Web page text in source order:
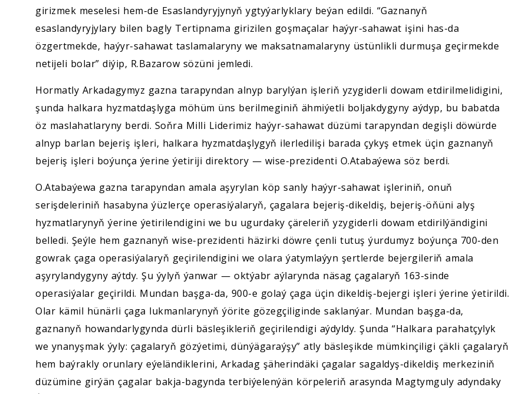
girizmek meselesi hem-de Esaslandyryjynyň ygtyýarlyklary beýan edildi. “Gaznanyň
esaslandyryjylary bilen bagly Tertipnama girizilen goşmaçalar haýyr-sahawat işini has-da
özgertmekde, haýyr-sahawat taslamalaryny we maksatnamalaryny üstünlikli durmuşa geçirmekde
netijeli bolar” diýip, R.Bazarow sözüni jemledi.
Hormatly Arkadagymyz gazna tarapyndan alnyp barylýan işleriň yzygiderli dowam etdirilmelidigini,
şunda halkara hyzmatdaşlyga möhüm üns berilmeginiň ähmiýetli boljakdygyny aýdyp, bu babatda
öz maslahatlaryny berdi. Soňra Milli Liderimiz haýyr-sahawat düzümi tarapyndan degişli döwürde
alnyp barlan bejeriş işleri, halkara hyzmatdaşlygyň ilerledilişi barada çykyş etmek üçin gaznanyň
bejeriş işleri boýunça ýerine ýetiriji direktory — wise-prezidenti O.Atabaýewa söz berdi.
O.Atabaýewa gazna tarapyndan amala aşyrylan köp sanly haýyr-sahawat işleriniň, onuň
serişdeleriniň hasabyna ýüzlerçe operasiýalaryň, çagalara bejeriş-dikeldiş, bejeriş-öňüni alyş
hyzmatlarynyň ýerine ýetirilendigini we bu ugurdaky çäreleriň yzygiderli dowam etdirilýändigini
belledi. Şeýle hem gaznanyň wise-prezidenti häzirki döwre çenli tutuş ýurdumyz boýunça 700-den
gowrak çaga operasiýalaryň geçirilendigini we olara ýatymlaýyn şertlerde bejergileriň amala
aşyrylandygyny aýtdy. Şu ýylyň ýanwar — oktýabr aýlarynda näsag çagalaryň 163-sinde
operasiýalar geçirildi. Mundan başga-da, 900-e golaý çaga üçin dikeldiş-bejergi işleri ýerine ýetirildi.
Olar kämil hünärli çaga lukmanlarynyň ýörite gözegçiliginde saklanýar. Mundan başga-da,
gaznanyň howandarlygynda dürli bäsleşikleriň geçirilendigi aýdyldy. Şunda “Halkara parahatçylyk
we ynanyşmak ýyly: çagalaryň gözýetimi, dünýägaraýşy” atly bäsleşikde mümkinçiligi çäkli çagalaryň
hem baýrakly orunlary eýeländiklerini, Arkadag şäherindäki çagalar sagaldyş-dikeldiş merkeziniň
düzümine girýän çagalar bakja-bagynda terbiýelenýän körpeleriň arasynda Magtymguly adyndaky